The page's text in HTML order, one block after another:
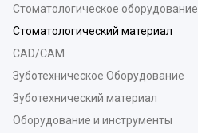
Стоматологическое оборудование
Стоматологический материал
CAD/CAM
Зуботехническое Оборудование
Зуботехнический материал
Оборудование и инструменты